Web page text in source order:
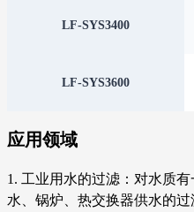
LF-SYS3400
LF-SYS3600
应用领域
1. 工业用水的过滤：对水质
水、锅炉、热交换器供水的